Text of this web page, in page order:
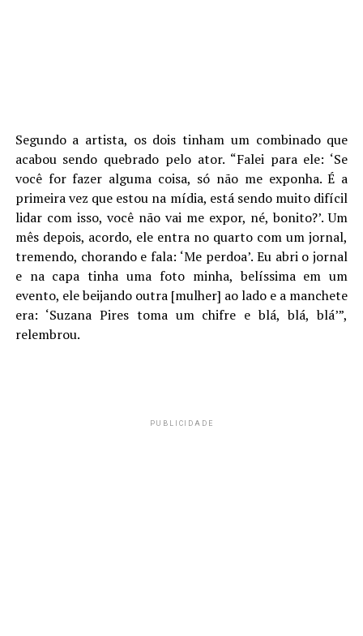
Segundo a artista, os dois tinham um combinado que
acabou sendo quebrado pelo ator. “Falei para ele: ‘Se
você for fazer alguma coisa, só não me exponha. É a
primeira vez que estou na mídia, está sendo muito difícil
lidar com isso, você não vai me expor, né, bonito?’. Um
mês depois, acordo, ele entra no quarto com um jornal,
tremendo, chorando e fala: ‘Me perdoa’. Eu abri o jornal
e na capa tinha uma foto minha, belíssima em um
evento, ele beijando outra [mulher] ao lado e a manchete
era: ‘Suzana Pires toma um chifre e blá, blá, blá’”,
relembrou.
PUBLICIDADE